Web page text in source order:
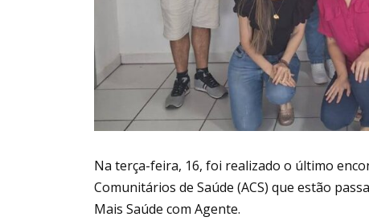
Na terça-feira, 16, foi realizado o último
Comunitários de Saúde (ACS) que estão
Mais Saúde com Agente.